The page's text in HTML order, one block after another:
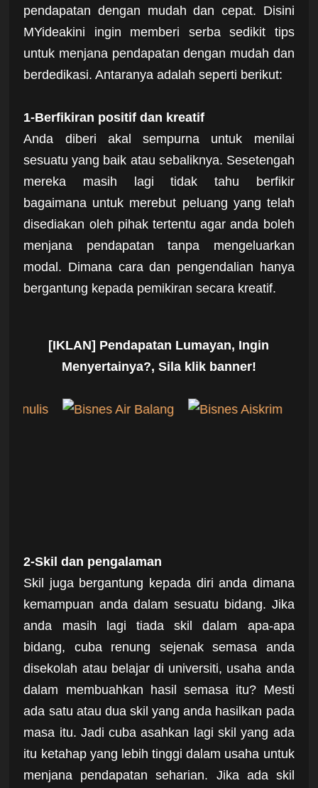
pendapatan dengan mudah dan cepat. Disini
MYideakini ingin memberi serba sedikit tips
untuk menjana pendapatan dengan mudah dan
berdedikasi. Antaranya adalah seperti berikut:
1-Berfikiran positif dan kreatif
Anda diberi akal sempurna untuk menilai
sesuatu yang baik atau sebaliknya. Sesetengah
mereka masih lagi tidak tahu berfikir
bagaimana untuk merebut peluang yang telah
disediakan oleh pihak tertentu agar anda boleh
menjana pendapatan tanpa mengeluarkan
modal. Dimana cara dan pengendalian hanya
bergantung kepada pemikiran secara kreatif.
[IKLAN] Pendapatan Lumayan, Ingin
Menyertainya?, Sila klik banner!
2-Skil dan pengalaman
Skil juga bergantung kepada diri anda dimana
kemampuan anda dalam sesuatu bidang. Jika
anda masih lagi tiada skil dalam apa-apa
bidang, cuba renung sejenak semasa anda
disekolah atau belajar di universiti, usaha anda
dalam membuahkan hasil semasa itu? Mesti
ada satu atau dua skil yang anda hasilkan pada
masa itu. Jadi cuba asahkan lagi skil yang ada
itu ketahap yang lebih tinggi dalam usaha untuk
menjana pendapatan seharian. Jika ada skil